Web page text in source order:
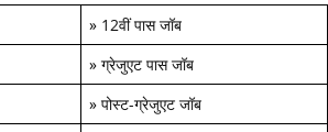
» 12वीं पास जॉब
» ग्रेजुएट पास जॉब
» पोस्ट-ग्रेजुएट जॉब